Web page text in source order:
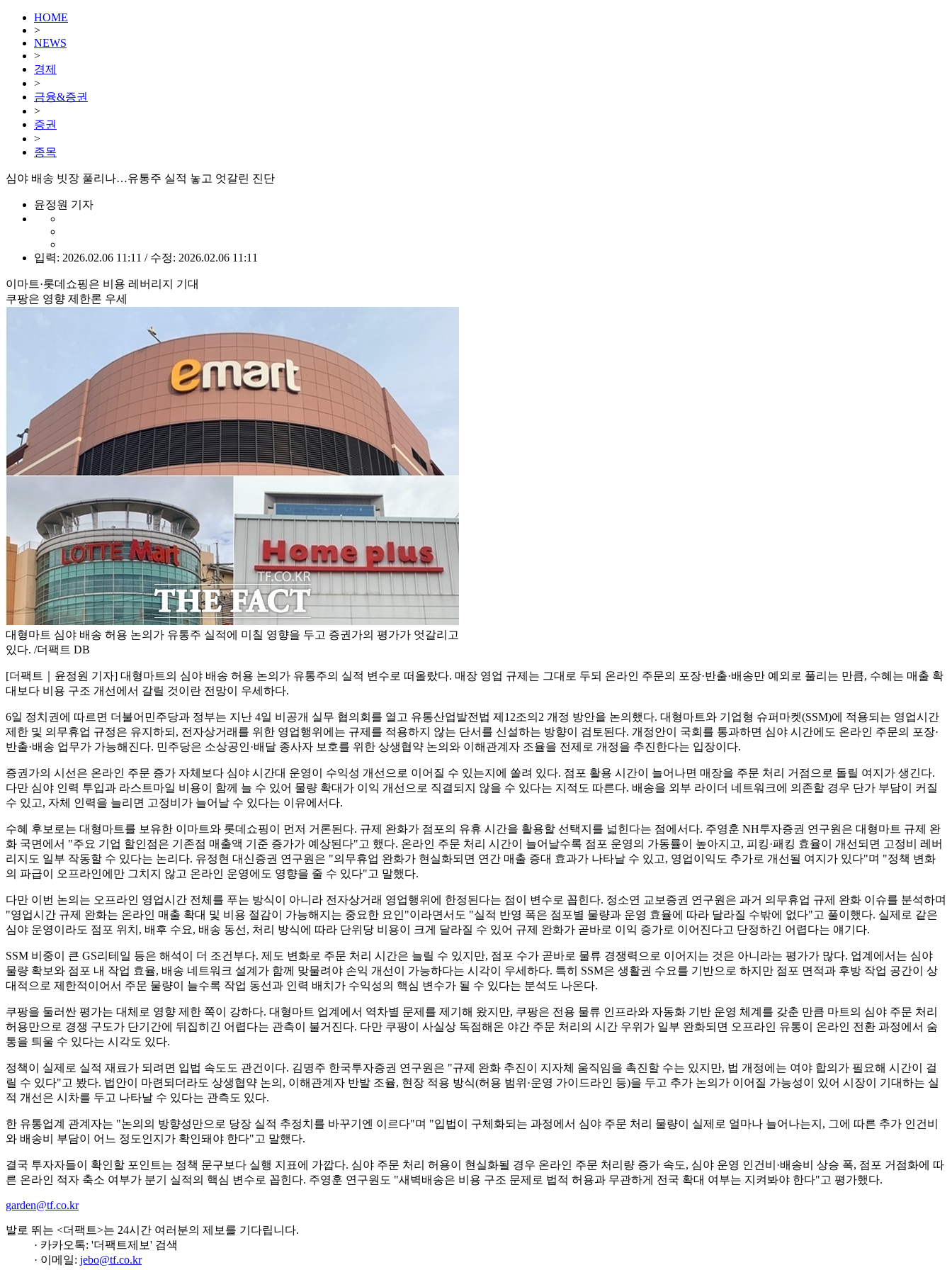
HOME
>
NEWS
>
경제
>
금융&증권
>
증권
>
종목
심야 배송 빗장 풀리나…유통주 실적 놓고 엇갈린 진단
윤정원 기자
입력: 2026.02.06 11:11 / 수정: 2026.02.06 11:11
이마트·롯데쇼핑은 비용 레버리지 기대
쿠팡은 영향 제한론 우세
대형마트 심야 배송 허용 논의가 유통주 실적에 미칠 영향을 두고 증권가의 평가가 엇갈리고
있다. /더팩트 DB
[더팩트｜윤정원 기자] 대형마트의 심야 배송 허용 논의가 유통주의 실적 변수로 떠올랐다. 매장 영업 규제는 그대로 두되 온라인 주문의 포장·반출·배송만 예외로 풀리는 만큼, 수혜는 매출 확
대보다 비용 구조 개선에서 갈릴 것이란 전망이 우세하다.
6일 정치권에 따르면 더불어민주당과 정부는 지난 4일 비공개 실무 협의회를 열고 유통산업발전법 제12조의2 개정 방안을 논의했다. 대형마트와 기업형 슈퍼마켓(SSM)에 적용되는 영업시간
제한 및 의무휴업 규정은 유지하되, 전자상거래를 위한 영업행위에는 규제를 적용하지 않는 단서를 신설하는 방향이 검토된다. 개정안이 국회를 통과하면 심야 시간에도 온라인 주문의 포장·
반출·배송 업무가 가능해진다. 민주당은 소상공인·배달 종사자 보호를 위한 상생협약 논의와 이해관계자 조율을 전제로 개정을 추진한다는 입장이다.
증권가의 시선은 온라인 주문 증가 자체보다 심야 시간대 운영이 수익성 개선으로 이어질 수 있는지에 쏠려 있다. 점포 활용 시간이 늘어나면 매장을 주문 처리 거점으로 돌릴 여지가 생긴다.
다만 심야 인력 투입과 라스트마일 비용이 함께 늘 수 있어 물량 확대가 이익 개선으로 직결되지 않을 수 있다는 지적도 따른다. 배송을 외부 라이더 네트워크에 의존할 경우 단가 부담이 커질
수 있고, 자체 인력을 늘리면 고정비가 늘어날 수 있다는 이유에서다.
수혜 후보로는 대형마트를 보유한 이마트와 롯데쇼핑이 먼저 거론된다. 규제 완화가 점포의 유휴 시간을 활용할 선택지를 넓힌다는 점에서다. 주영훈 NH투자증권 연구원은 대형마트 규제 완
화 국면에서 "주요 기업 할인점은 기존점 매출액 기준 증가가 예상된다"고 했다. 온라인 주문 처리 시간이 늘어날수록 점포 운영의 가동률이 높아지고, 피킹·패킹 효율이 개선되면 고정비 레버
리지도 일부 작동할 수 있다는 논리다. 유정현 대신증권 연구원은 "의무휴업 완화가 현실화되면 연간 매출 증대 효과가 나타날 수 있고, 영업이익도 추가로 개선될 여지가 있다"며 "정책 변화
의 파급이 오프라인에만 그치지 않고 온라인 운영에도 영향을 줄 수 있다"고 말했다.
다만 이번 논의는 오프라인 영업시간 전체를 푸는 방식이 아니라 전자상거래 영업행위에 한정된다는 점이 변수로 꼽힌다. 정소연 교보증권 연구원은 과거 의무휴업 규제 완화 이슈를 분석하며
"영업시간 규제 완화는 온라인 매출 확대 및 비용 절감이 가능해지는 중요한 요인"이라면서도 "실적 반영 폭은 점포별 물량과 운영 효율에 따라 달라질 수밖에 없다"고 풀이했다. 실제로 같은
심야 운영이라도 점포 위치, 배후 수요, 배송 동선, 처리 방식에 따라 단위당 비용이 크게 달라질 수 있어 규제 완화가 곧바로 이익 증가로 이어진다고 단정하긴 어렵다는 얘기다.
SSM 비중이 큰 GS리테일 등은 해석이 더 조건부다. 제도 변화로 주문 처리 시간은 늘릴 수 있지만, 점포 수가 곧바로 물류 경쟁력으로 이어지는 것은 아니라는 평가가 많다. 업계에서는 심야
물량 확보와 점포 내 작업 효율, 배송 네트워크 설계가 함께 맞물려야 손익 개선이 가능하다는 시각이 우세하다. 특히 SSM은 생활권 수요를 기반으로 하지만 점포 면적과 후방 작업 공간이 상
대적으로 제한적이어서 주문 물량이 늘수록 작업 동선과 인력 배치가 수익성의 핵심 변수가 될 수 있다는 분석도 나온다.
쿠팡을 둘러싼 평가는 대체로 영향 제한 쪽이 강하다. 대형마트 업계에서 역차별 문제를 제기해 왔지만, 쿠팡은 전용 물류 인프라와 자동화 기반 운영 체계를 갖춘 만큼 마트의 심야 주문 처리
허용만으로 경쟁 구도가 단기간에 뒤집히긴 어렵다는 관측이 불거진다. 다만 쿠팡이 사실상 독점해온 야간 주문 처리의 시간 우위가 일부 완화되면 오프라인 유통이 온라인 전환 과정에서 숨
통을 틔울 수 있다는 시각도 있다.
정책이 실제로 실적 재료가 되려면 입법 속도도 관건이다. 김명주 한국투자증권 연구원은 "규제 완화 추진이 지자체 움직임을 촉진할 수는 있지만, 법 개정에는 여야 합의가 필요해 시간이 걸
릴 수 있다"고 봤다. 법안이 마련되더라도 상생협약 논의, 이해관계자 반발 조율, 현장 적용 방식(허용 범위·운영 가이드라인 등)을 두고 추가 논의가 이어질 가능성이 있어 시장이 기대하는 실
적 개선은 시차를 두고 나타날 수 있다는 관측도 있다.
한 유통업계 관계자는 "논의의 방향성만으로 당장 실적 추정치를 바꾸기엔 이르다"며 "입법이 구체화되는 과정에서 심야 주문 처리 물량이 실제로 얼마나 늘어나는지, 그에 따른 추가 인건비
와 배송비 부담이 어느 정도인지가 확인돼야 한다"고 말했다.
결국 투자자들이 확인할 포인트는 정책 문구보다 실행 지표에 가깝다. 심야 주문 처리 허용이 현실화될 경우 온라인 주문 처리량 증가 속도, 심야 운영 인건비·배송비 상승 폭, 점포 거점화에 따
른 온라인 적자 축소 여부가 분기 실적의 핵심 변수로 꼽힌다. 주영훈 연구원도 "새벽배송은 비용 구조 문제로 법적 허용과 무관하게 전국 확대 여부는 지켜봐야 한다"고 평가했다.
garden@tf.co.kr
발로 뛰는 <더팩트>는 24시간 여러분의 제보를 기다립니다.
· 카카오톡: '더팩트제보' 검색
· 이메일: jebo@tf.co.kr